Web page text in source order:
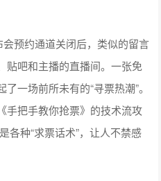
会预约通道关闭后，类似的留言
贴吧和主播的直播间。一张免
一场前所未有的“寻票热潮”。
手把手教你抢票》的技术流攻
各种“求票话术”，让人不禁感